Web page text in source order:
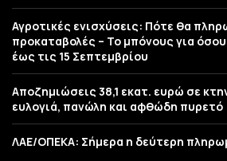
Αγροτικές ενισχύσεις: Πότε θα
προκαταβολές – Το μπόνους για
έως τις 15 Σεπτεμβρίου
Αποζημιώσεις 38,1 εκατ. ευρώ σε
ευλογιά, πανώλη και αφθώδη πυρετό
ΛΑΕ/ΟΠΕΚΑ: Σήμερα η δεύτερη